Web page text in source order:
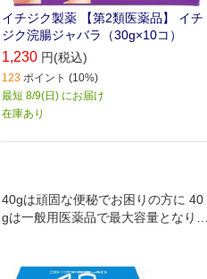
イチジク製薬 【第2類医薬品】 イチ
ジク浣腸ジャバラ（30g×10コ）
1,230 円(税込)
123 ポイント (10%)
最短 8/9(日) にお届け
在庫あり
40gは頑固な便秘でお困りの方に 40
gは一般用医薬品で最大容量となりま
めです ノズル先端の工夫 挿入時に一